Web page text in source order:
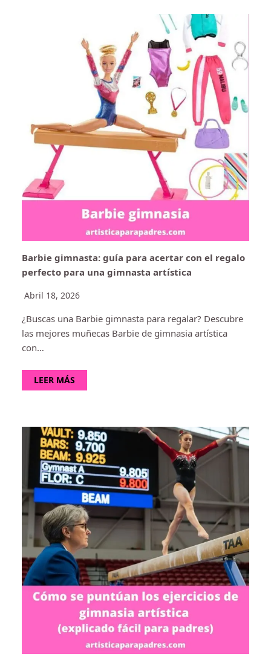
Barbie gimnasta: guía para acertar con el regalo
perfecto para una gimnasta artística
Abril 18, 2026
¿Buscas una Barbie gimnasta para regalar? Descubre
las mejores muñecas Barbie de gimnasia artística
con…
LEER MÁS